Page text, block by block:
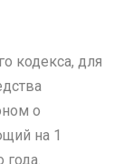
кодекса, для
о
на 1